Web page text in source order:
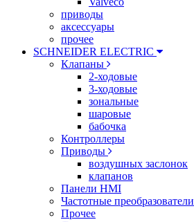
приводы
аксессуары
прочее
SCHNEIDER ELECTRIC
Клапаны
2-ходовые
3-ходовые
зональные
шаровые
бабочка
Контроллеры
Приводы
воздушных заслонок
клапанов
Панели HMI
Частотные преобразователи
Прочее